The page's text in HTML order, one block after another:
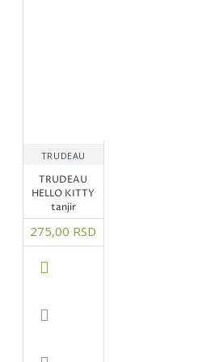
TRUDEAU
TRUDEAU
HELLO KITTY
tanjir
275,00 RSD